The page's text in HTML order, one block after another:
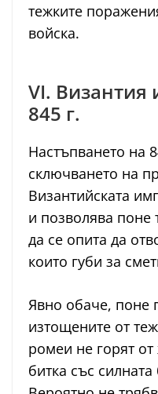
тежките
войска.
VI. Византия
845 г.
Настъпването на
сключването на
Византийската
и позволява поне
да се опита да
които губи за
Явно обаче, поне
изтощените от
ромеи не горят
битка със